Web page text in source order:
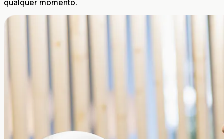
qualquer momento.